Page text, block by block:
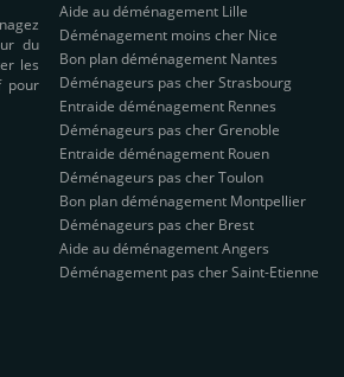
du
les
pour
Aide au déménagement Lille
Déménagement moins cher Nice
Bon plan déménagement Nantes
Déménageurs pas cher Strasbourg
Entraide déménagement Rennes
Déménageurs pas cher Grenoble
Entraide déménagement Rouen
Déménageurs pas cher Toulon
Bon plan déménagement Montpellier
Déménageurs pas cher Brest
Aide au déménagement Angers
Déménagement pas cher Saint-Etienne